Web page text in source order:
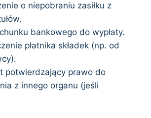
o niepobraniu zasiłku z
bankowego do wypłaty.
płatnika składek (np. od
potwierdzający prawo do
z innego organu (jeśli